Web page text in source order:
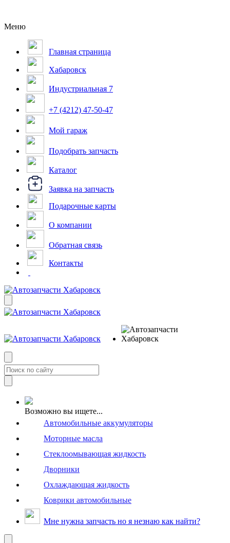
Меню
Главная страница
Хабаровск
Индустриальная 7
+7 (4212) 47-50-47
Мой гараж
Подобрать запчасть
Каталог
Заявка на запчасть
Подарочные карты
О компании
Обратная связь
Контакты
Возможно вы ищете...
Автомобильные аккумуляторы
Моторные масла
Стеклоомывающая жидкость
Дворники
Охлаждающая жидкость
Коврики автомобильные
Мне нужна запчасть но я незнаю как найти?